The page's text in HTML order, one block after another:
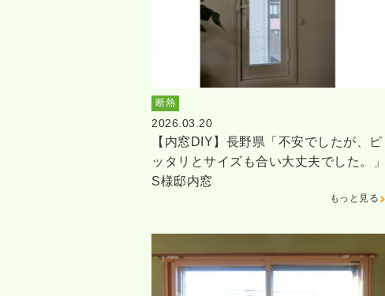
断熱
2026.03.20
【内窓DIY】長野県「不安でしたが、ピ
ッタリとサイズも合い大丈夫でした。」
S様邸内窓
もっと見る